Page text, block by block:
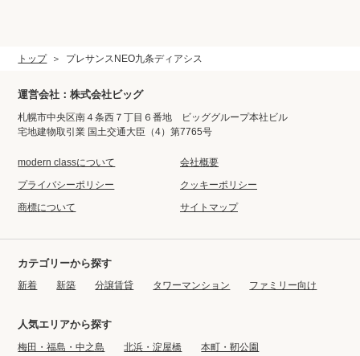
トップ プレサンスNEO九条ディアシス
運営会社：株式会社ビッグ
札幌市中央区南４条西７丁目６番地 ビッググループ本社ビル
宅地建物取引業 国土交通大臣（4）第7765号
modern classについて
会社概要
プライバシーポリシー
クッキーポリシー
商標について
サイトマップ
カテゴリーから探す
新着 新築 分譲賃貸 タワーマンション ファミリー向け
人気エリアから探す
梅田・福島・中之島 北浜・淀屋橋
本町・靭公園